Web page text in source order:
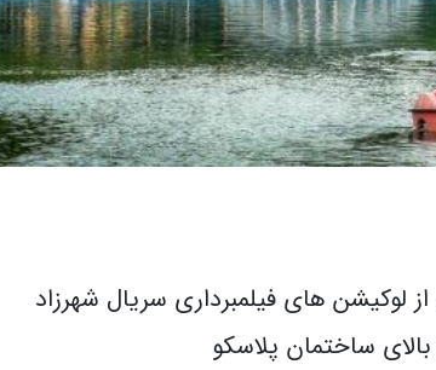
لوکیشن های فیلمبرداری سریال شهرزاد
ساختمان پلاسکو